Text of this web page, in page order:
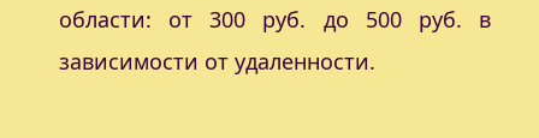
области: от 300 руб. до 500 руб. в
зависимости от удаленности.